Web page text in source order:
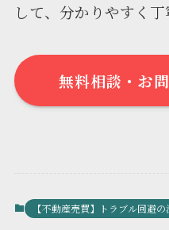
して、分かりやすく丁
無料相談・お
【不動産売買】トラブル回避の